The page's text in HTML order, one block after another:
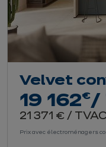
Velvet
19 162€
euros /
21 371 € euros
/
Prix avec électroménagers